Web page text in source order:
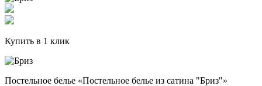
Купить в 1 клик
Постельное белье «Постельное белье из сатина "Бриз"»